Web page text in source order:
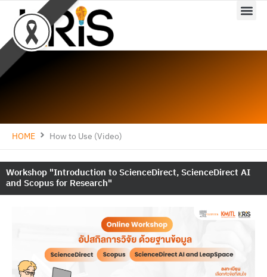
content
HOME How to Use (Video)
Workshop "Introduction to ScienceDirect, ScienceDirect AI
and Scopus for Research"